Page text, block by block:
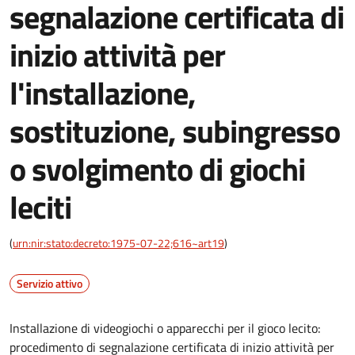
segnalazione certificata di
inizio attività per
l'installazione,
sostituzione, subingresso
o svolgimento di giochi
leciti
(urn:nir:stato:decreto:1975-07-22;616~art19)
Servizio attivo
Installazione di videogiochi o apparecchi per il gioco lecito:
procedimento di segnalazione certificata di inizio attività per